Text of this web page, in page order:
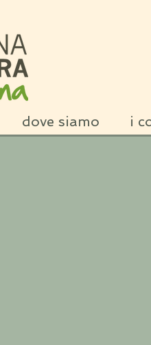
dove siamo i